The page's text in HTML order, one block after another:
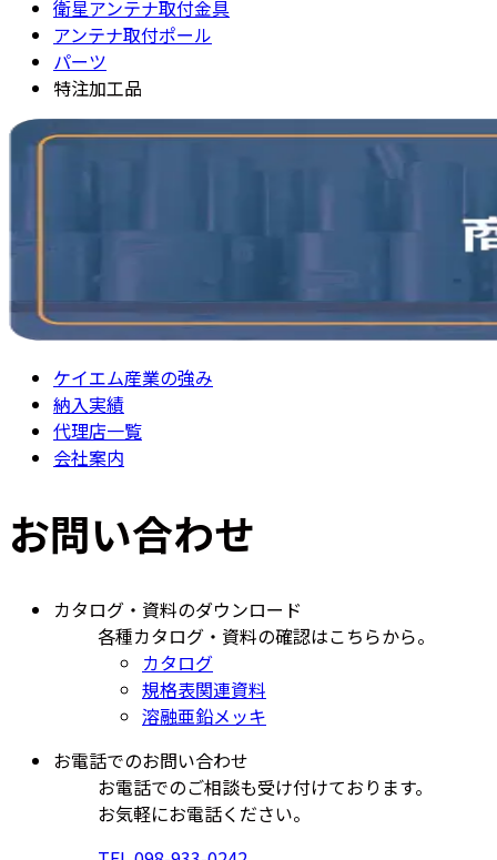
衛星アンテナ取付金具
アンテナ取付ポール
パーツ
特注加工品
ケイエム産業の強み
納入実績
代理店一覧
会社案内
お問い合わせ
カタログ・資料のダウンロード
各種カタログ・資料の確認はこちらから。
カタログ
規格表関連資料
溶融亜鉛メッキ
お電話でのお問い合わせ
お電話でのご相談も受け付けております。
お気軽にお電話ください。